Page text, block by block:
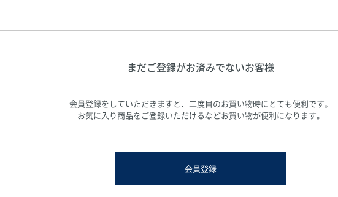
まだご登録がお済みでないお客様
会員登録をしていただきますと、二度目のお買い物時にとても便利です。
お気に入り商品をご登録いただけるなどお買い物が便利になります。
会員登録